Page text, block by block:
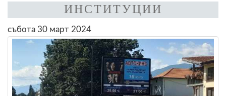
ИНСТИТУЦИИ
събота 30 март 2024